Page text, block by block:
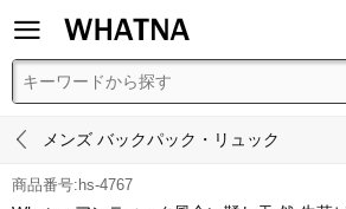

 メンズ バックパック・リュック
商品番号:hs-4767